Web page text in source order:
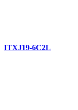
ITXJ19-6C2L